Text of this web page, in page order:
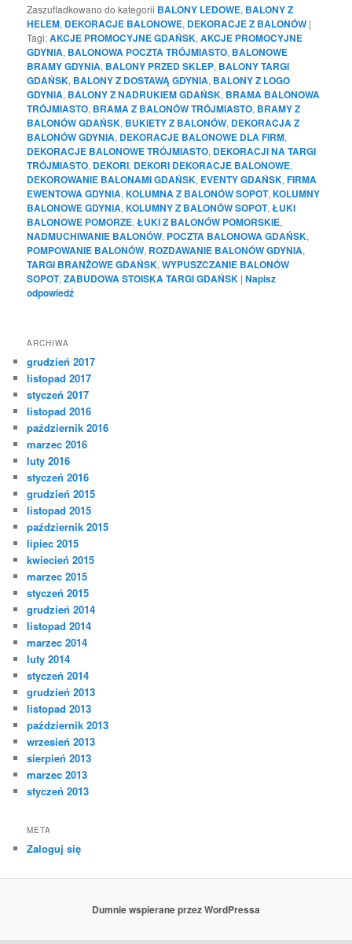
Zaszufladkowano do kategorii BALONY LEDOWE, BALONY Z
HELEM, DEKORACJE BALONOWE, DEKORACJE Z BALONÓW |
Tagi:AKCJE PROMOCYJNE GDAŃSK,AKCJE PROMOCYJNE
GDYNIA, BALONOWA POCZTA TRÓJMIASTO, BALONOWE
BRAMY GDYNIA, BALONY PRZED SKLEP, BALONY TARGI
GDAŃSK, BALONY Z DOSTAWĄ GDYNIA, BALONY Z LOGO
GDYNIA, BALONY Z NADRUKIEM GDAŃSK, BRAMA BALONOWA
TRÓJMIASTO, BRAMA Z BALONÓW TRÓJMIASTO, BRAMY Z
BALONÓW GDAŃSK, BUKIETY Z BALONÓW, DEKORACJA Z
BALONÓW GDYNIA, DEKORACJE BALONOWE DLA FIRM,
DEKORACJE BALONOWE TRÓJMIASTO, DEKORACJI NA TARGI
TRÓJMIASTO, DEKORI, DEKORI DEKORACJE BALONOWE,
DEKOROWANIE BALONAMI GDAŃSK, EVENTY GDAŃSK,FIRMA
EWENTOWA GDYNIA,KOLUMNA Z BALONÓW SOPOT,KOLUMNY
BALONOWE GDYNIA,KOLUMNY Z BALONÓW SOPOT,ŁUKI
BALONOWE POMORZE,ŁUKI Z BALONÓW POMORSKIE,
NADMUCHIWANIE BALONÓW, POCZTA BALONOWA GDAŃSK,
POMPOWANIE BALONÓW, ROZDAWANIE BALONÓW GDYNIA,
TARGI BRANŻOWE GDAŃSK,WYPUSZCZANIE BALONÓW
SOPOT,ZABUDOWA STOISKA TARGI GDAŃSK |Napisz
odpowiedź
ARCHIWA
grudzień 2017
listopad 2017
styczeń 2017
listopad 2016
październik 2016
marzec 2016
luty 2016
styczeń 2016
grudzień 2015
listopad 2015
październik 2015
lipiec 2015
kwiecień 2015
marzec 2015
styczeń 2015
grudzień 2014
listopad 2014
marzec 2014
luty 2014
styczeń 2014
grudzień 2013
listopad 2013
październik 2013
wrzesień 2013
sierpień 2013
marzec 2013
styczeń 2013
META
Zaloguj się
Dumnie wspierane przez WordPressa